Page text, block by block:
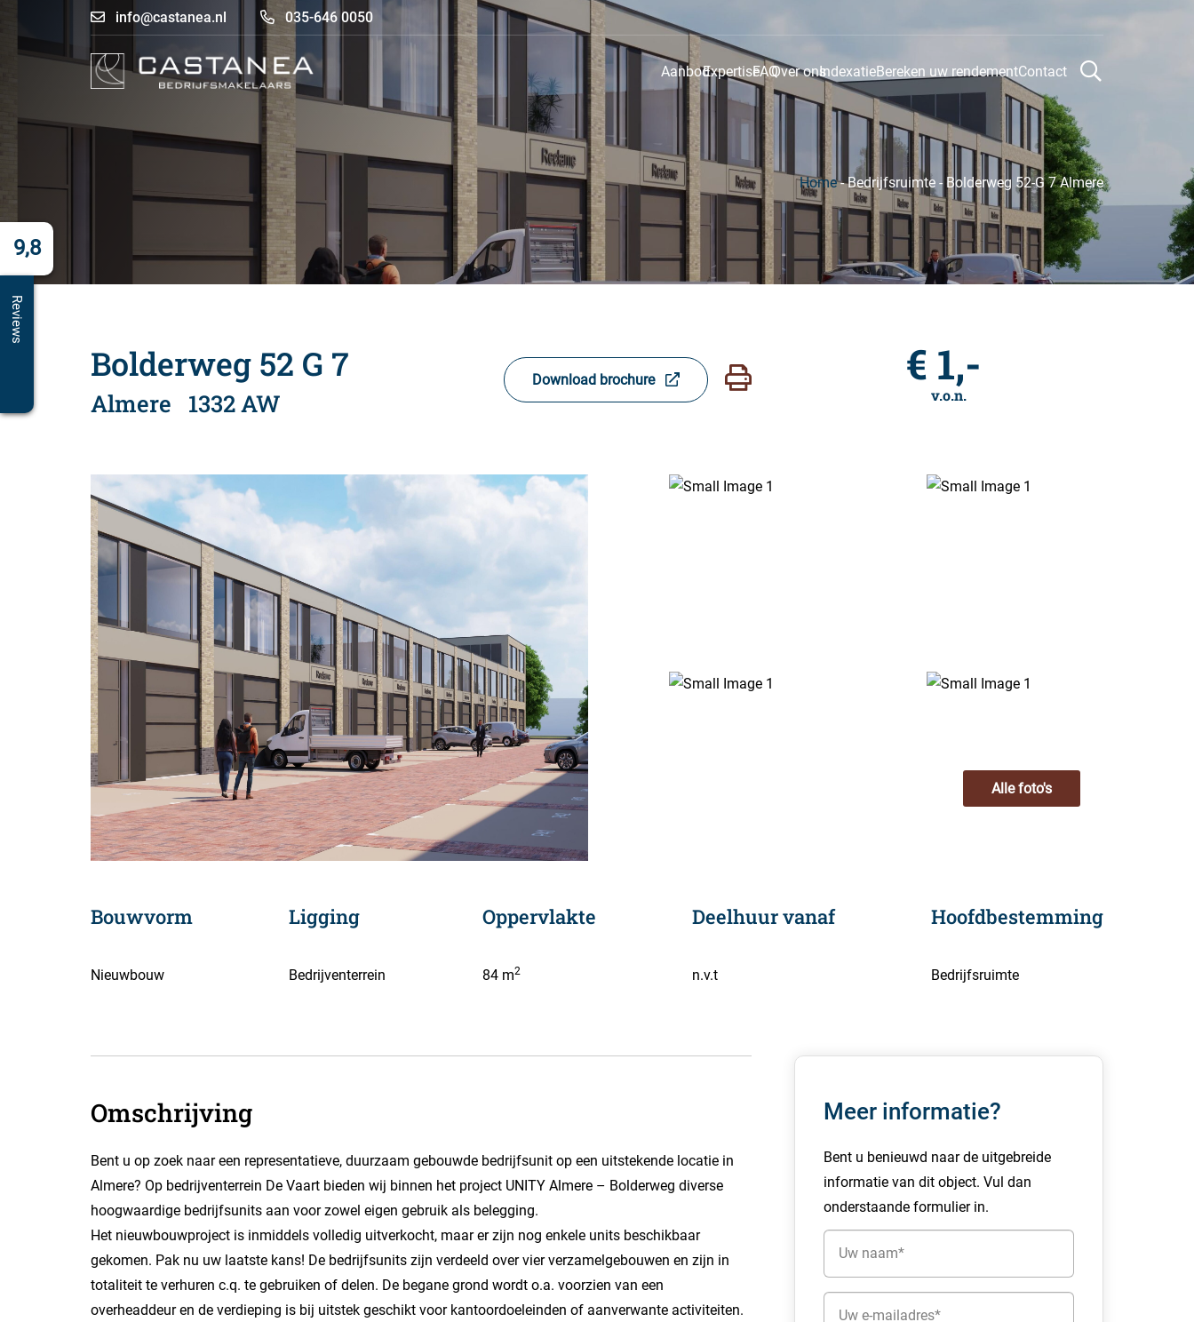
info@castanea.nl 035-646 0050
AanbodExpertiseFAQOver onsIndexatieBereken uw rendementContact
Home-Bedrijfsruimte - Bolderweg 52-G 7 Almere
Bolderweg 52 G 7
Almere 1332 AW
Download brochure € 1,-
v.o.n.
Alle foto's
Bouwvorm
Nieuwbouw
Ligging
Bedrijventerrein
Oppervlakte
84 m2
Deelhuur vanaf
n.v.t
Hoofdbestemming
Bedrijfsruimte
Omschrijving
Bent u op zoek naar een representatieve, duurzaam gebouwde bedrijfsunit op een uitstekende locatie in
Almere? Op bedrijventerrein De Vaart bieden wij binnen het project UNITY Almere – Bolderweg diverse
hoogwaardige bedrijfsunits aan voor zowel eigen gebruik als belegging.
Het nieuwbouwproject is inmiddels volledig uitverkocht, maar er zijn nog enkele units beschikbaar
gekomen. Pak nu uw laatste kans! De bedrijfsunits zijn verdeeld over vier verzamelgebouwen en zijn in
totaliteit te verhuren c.q. te gebruiken of delen. De begane grond wordt o.a. voorzien van een
overheaddeur en de verdieping is bij uitstek geschikt voor kantoordoeleinden of aanverwante activiteiten.
Meer informatie?
Bent u benieuwd naar de uitgebreide
informatie van dit object. Vul dan
onderstaande formulier in.
9,8
Reviews